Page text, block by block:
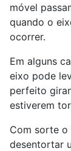
móvel
quando o
ocorrer.
Em alguns
eixo pode
perfeito
estiverem
Com sorte
desentortar